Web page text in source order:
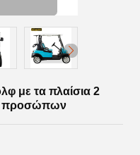
με τα πλαίσια 2
προσώπων